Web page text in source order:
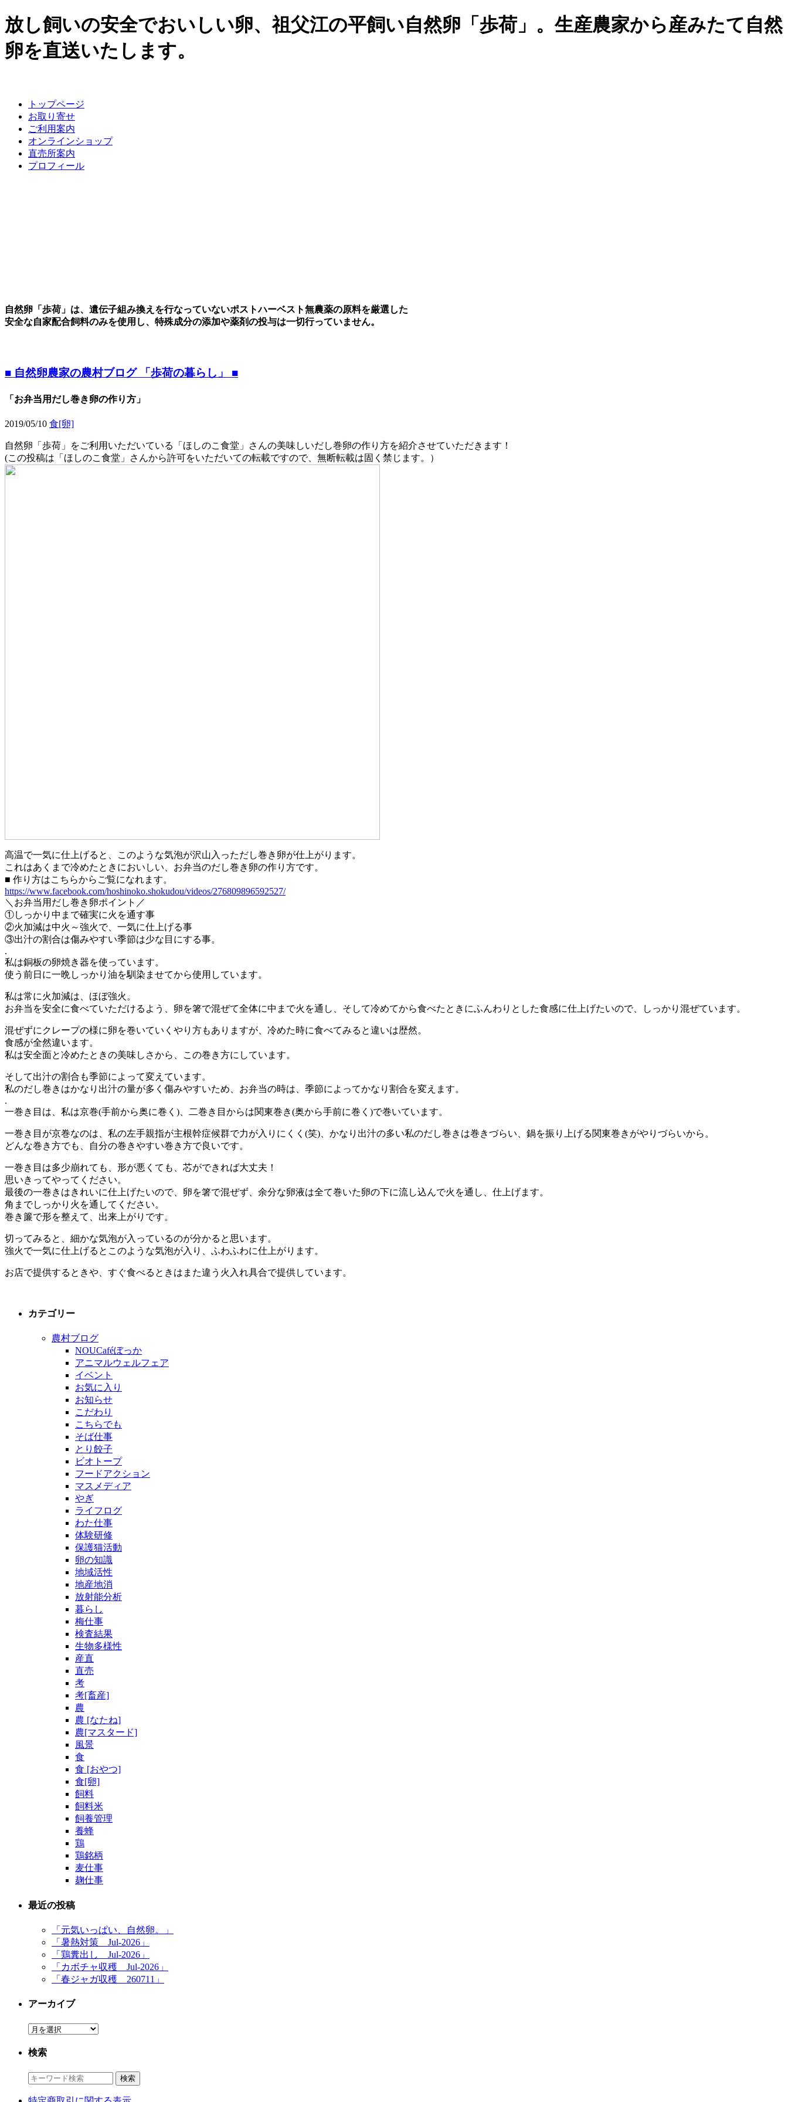
放し飼いの安全でおいしい卵、祖父江の平飼い自然卵「歩荷」。生産農家から産みたて自然
卵を直送いたします。
トップページ
お取り寄せ
ご利用案内
オンラインショップ
直売所案内
プロフィール
自然卵「歩荷」は、遺伝子組み換えを行なっていないポストハーベスト無農薬の原料を厳選した
安全な自家配合飼料のみを使用し、特殊成分の添加や薬剤の投与は一切行っていません。
■ 自然卵農家の農村ブログ 「歩荷の暮らし」 ■
「お弁当用だし巻き卵の作り方」
2019/05/10 食[卵]
自然卵「歩荷」をご利用いただいている「ほしのこ食堂」さんの美味しいだし巻卵の作り方を紹介させていただきます！
(この投稿は「ほしのこ食堂」さんから許可をいただいての転載ですので、無断転載は固く禁じます。）
高温で一気に仕上げると、このような気泡が沢山入っただし巻き卵が仕上がります。
これはあくまで冷めたときにおいしい、お弁当のだし巻き卵の作り方です。
■ 作り方はこちらからご覧になれます。
https://www.facebook.com/hoshinoko.shokudou/videos/276809896592527/
＼お弁当用だし巻き卵ポイント／
①しっかり中まで確実に火を通す事
②火加減は中火～強火で、一気に仕上げる事
③出汁の割合は傷みやすい季節は少な目にする事。
.
私は銅板の卵焼き器を使っています。
使う前日に一晩しっかり油を馴染ませてから使用しています。
私は常に火加減は、ほぼ強火。
お弁当を安全に食べていただけるよう、卵を箸で混ぜて全体に中まで火を通し、そして冷めてから食べたときにふんわりとした食感に仕上げたいので、しっかり混ぜています。
混ぜずにクレープの様に卵を巻いていくやり方もありますが、冷めた時に食べてみると違いは歴然。
食感が全然違います。
私は安全面と冷めたときの美味しさから、この巻き方にしています。
そして出汁の割合も季節によって変えています。
私のだし巻きはかなり出汁の量が多く傷みやすいため、お弁当の時は、季節によってかなり割合を変えます。
.
一巻き目は、私は京巻(手前から奥に巻く)、二巻き目からは関東巻き(奥から手前に巻く)で巻いています。
一巻き目が京巻なのは、私の左手親指が主根幹症候群で力が入りにくく(笑)、かなり出汁の多い私のだし巻きは巻きづらい、鍋を振り上げる関東巻きがやりづらいから。
どんな巻き方でも、自分の巻きやすい巻き方で良いです。
一巻き目は多少崩れても、形が悪くても、芯ができれば大丈夫！
思いきってやってください。
最後の一巻きはきれいに仕上げたいので、卵を箸で混ぜず、余分な卵液は全て巻いた卵の下に流し込んで火を通し、仕上げます。
角までしっかり火を通してください。
巻き簾で形を整えて、出来上がりです。
切ってみると、細かな気泡が入っているのが分かると思います。
強火で一気に仕上げるとこのような気泡が入り、ふわふわに仕上がります。
お店で提供するときや、すぐ食べるときはまた違う火入れ具合で提供しています。
カテゴリー
農村ブログ
NOUCaféぼっか
アニマルウェルフェア
イベント
お気に入り
お知らせ
こだわり
こちらでも
そば仕事
とり餃子
ビオトープ
フードアクション
マスメディア
やぎ
ライフログ
わた仕事
体験研修
保護猫活動
卵の知識
地域活性
地産地消
放射能分析
暮らし
梅仕事
検査結果
生物多様性
産直
直売
考
考[畜産]
農
農 [なたね]
農[マスタード]
風景
食
食 [おやつ]
食[卵]
飼料
飼料米
飼養管理
養蜂
鶏
鶏銘柄
麦仕事
麹仕事
最近の投稿
「元気いっぱい、自然卵。」
「暑熱対策 Jul-2026」
「鶏糞出し Jul-2026」
「カボチャ収穫 Jul-2026」
「春ジャガ収穫 260711」
アーカイブ
ア
カ
ブ
検索